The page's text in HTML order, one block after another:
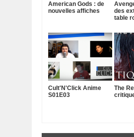
American Gods : de
nouvelles affiches
des
table
Cult'N'Click Anime
S01E03
The